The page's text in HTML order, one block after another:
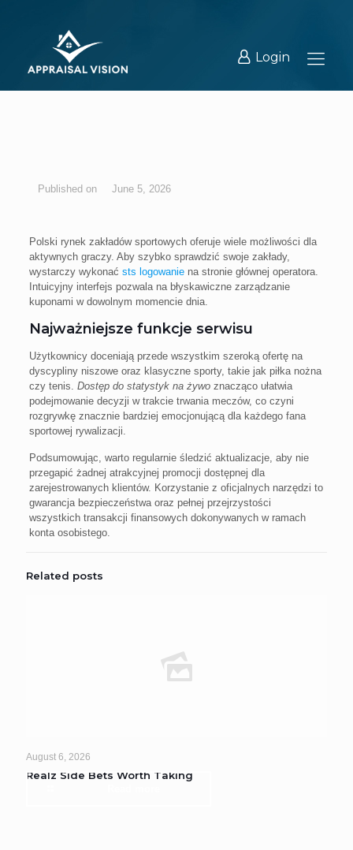
Login
June 5, 2026
Polski rynek zakładów sportowych oferuje wiele możliwości dla
aktywnych graczy. Aby szybko sprawdzić swoje zakłady,
wystarczy wykonać sts logowaniena stronie głównej operatora.
Intuicyjny interfejs pozwala na błyskawiczne zarządzanie
kuponami w dowolnym momencie dnia.
Najważniejsze funkcje serwisu
Użytkownicy doceniają przede wszystkim szeroką ofertę na
dyscypliny niszowe oraz klasyczne sporty, takie jak piłka nożna
czy tenis. Dostęp do statystyk na żywoznacząco ułatwia
podejmowanie decyzji w trakcie trwania meczów, co czyni
rozgrywkę znacznie bardziej emocjonującą dla każdego fana
sportowej rywalizacji.
Podsumowując, warto regularnie śledzić aktualizacje, aby nie
przegapić żadnej atrakcyjnej promocji dostępnej dla
zarejestrowanych klientów. Korzystanie z oficjalnych narzędzi to
gwarancja bezpieczeństwa oraz pełnej przejrzystości
wszystkich transakcji finansowych dokonywanych w ramach
konta osobistego.
Related posts
August 6, 2026
Realz Side Bets Worth Taking